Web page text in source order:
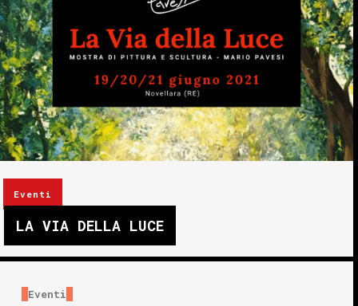
Eventi
LA VIA DELLA LUCE
Eventi